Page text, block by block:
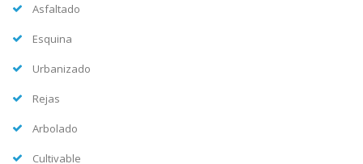
Asfaltado
Esquina
Urbanizado
Rejas
Arbolado
Cultivable